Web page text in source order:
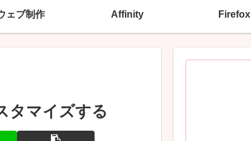
ェブ制作 Affinity Firefox
タマイズする